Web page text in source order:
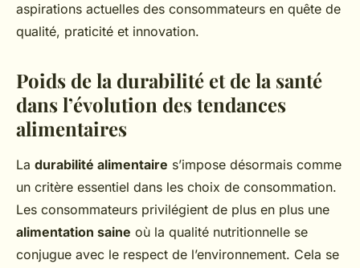
aspirations actuelles des consommateurs en quête de
qualité, praticité et innovation.
Poids de la durabilité et de la santé
dans l’évolution des tendances
alimentaires
La durabilité alimentaire s’impose désormais comme
un critère essentiel dans les choix de consommation.
Les consommateurs privilégient de plus en plus une
alimentation saine où la qualité nutritionnelle se
conjugue avec le respect de l’environnement. Cela se